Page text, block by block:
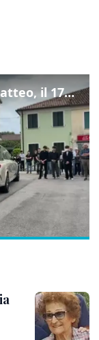
L'ultimo saluto di Tombolo a Matteo, il 17enne morto di tumore. Il video